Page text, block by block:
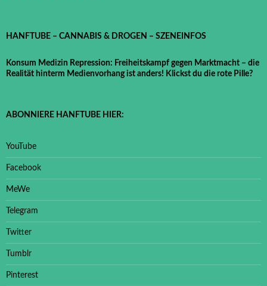
HANFTUBE – CANNABIS & DROGEN – SZENEINFOS
Konsum Medizin Repression: Freiheitskampf gegen Marktmacht – die
Realität hinterm Medienvorhang ist anders! Klickst du die rote Pille?
ABONNIERE HANFTUBE HIER:
YouTube
Facebook
MeWe
Telegram
Twitter
Tumblr
Pinterest